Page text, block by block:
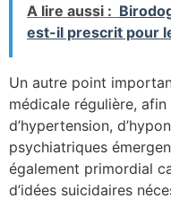
A lire aussi :
est-il prescrit pour
Un autre point
médicale régulière,
d’hypertension,
psychiatriques
également primordial
d’idées suicidaires